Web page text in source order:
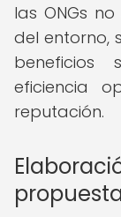
las ONGs
del entorno,
beneficios
eficiencia
reputación.